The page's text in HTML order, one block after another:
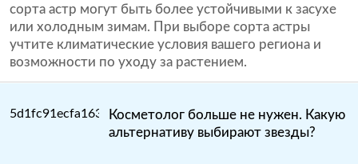
сорта астр могут быть более устойчивыми к засухе
или холодным зимам. При выборе сорта астры
учтите климатические условия вашего региона и
возможности по уходу за растением.
Косметолог больше не нужен. Какую
альтернативу выбирают звезды?